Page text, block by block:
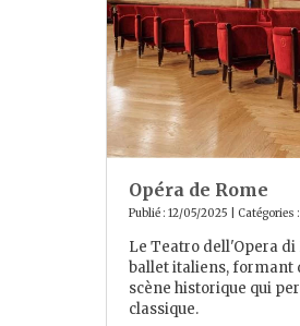
Opéra de Rome
Publié : 12/05/2025 | Catégories :
Le Teatro dell'Opera di
ballet italiens, formant
scène historique qui
classique.